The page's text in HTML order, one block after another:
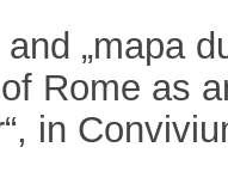
„mapa
Rome as
in